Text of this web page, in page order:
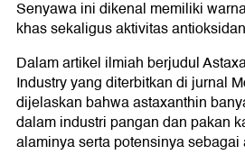
Senyawa ini dikenal memiliki
khas sekaligus aktivitas
Dalam artikel ilmiah berjudul
Industry yang diterbitkan di jurnal
dijelaskan bahwa astaxanthin
dalam industri pangan dan pakan
alaminya serta potensinya sebagai